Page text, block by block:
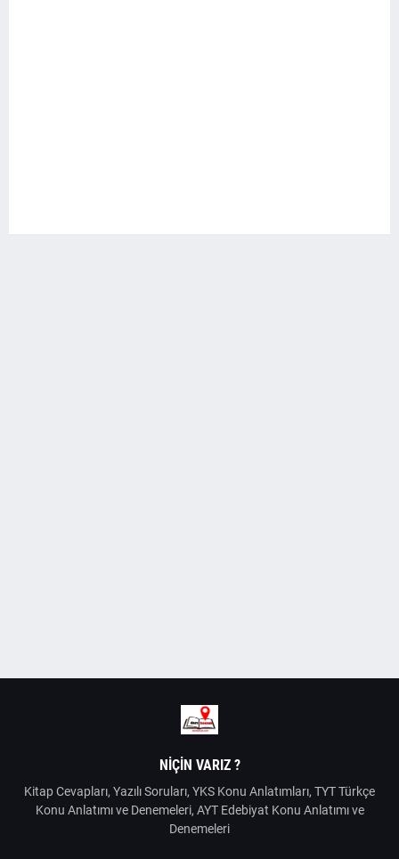
NIÇIN VARIZ ?
Kitap Cevapları, Yazılı Soruları, YKS Konu Anlatımları, TYT Türkçe
Konu Anlatımı ve Denemeleri, AYT Edebiyat Konu Anlatımı ve
Denemeleri